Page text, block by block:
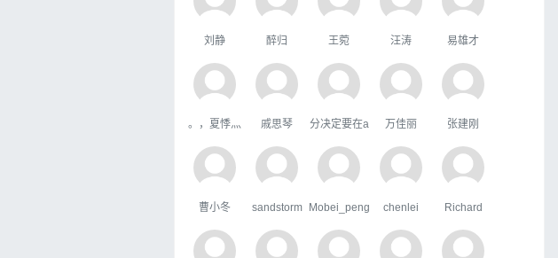
刘静 醉归 王菀 汪涛 易雄才
。，夏悸灬 戚思琴 分决定要在a 万佳丽 张建刚
曹小冬 sandstorm Mobei_peng chenlei Richard